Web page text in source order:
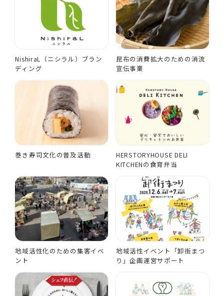
NishiraL（ニシラル）ブラン
ディング
昆布の消費拡大のための消流
宣伝事業
巻き寿司文化の普及活動
HERSTORYHOUSE DELI
KITCHENの食育弁当
地域活性化のための集客イベ
ント
地域活性イベント「卸街まつ
り」企画運営サポート